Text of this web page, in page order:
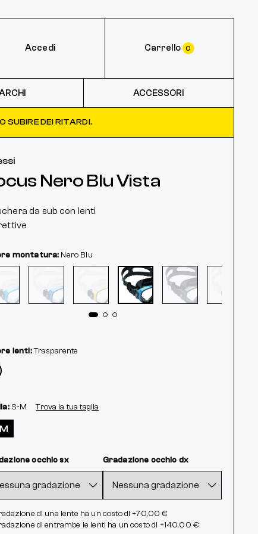
Accedi Carrello 0
ACCESSORI
SUBIRE DEI RITARDI.
Nero Blu Vista
da sub con lenti
montatura: Nero Blu
lenti:Trasparente
S-M Trova la tua taglia
occhio sx Gradazione occhio dx
di una lente ha un costo di +70,00 €
di entrambe le lenti ha un costo di +140,00 €